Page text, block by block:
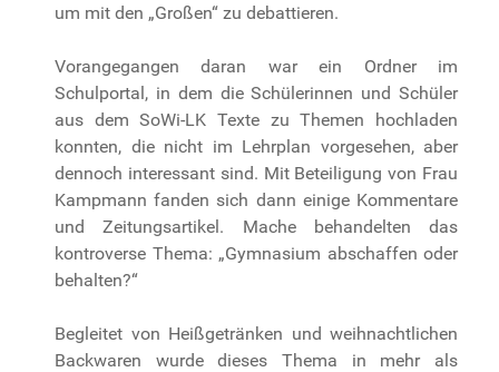
um mit den „Großen“ zu debattieren.
Vorangegangen daran war ein Ordner im
Schulportal, in dem die Schülerinnen und Schüler
aus dem SoWi-LK Texte zu Themen hochladen
konnten, die nicht im Lehrplan vorgesehen, aber
dennoch interessant sind. Mit Beteiligung von Frau
Kampmann fanden sich dann einige Kommentare
und Zeitungsartikel. Mache behandelten das
kontroverse Thema: „Gymnasium abschaffen oder
behalten?“
Begleitet von Heißgetränken und weihnachtlichen
Backwaren wurde dieses Thema in mehr als